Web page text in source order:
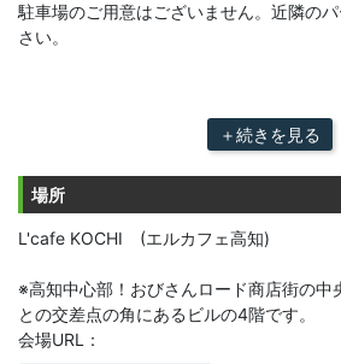
場所
L'cafe KOCHI (エルカフェ高知)
※高知中心部！おびさんロード商店街の中
との交差点の角にあるビルの4階です。
会場URL：
駐車場のご用意はございません。近隣の
さい。
＋続きを見る